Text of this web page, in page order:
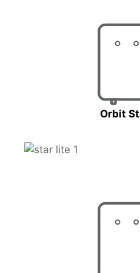
Orbit